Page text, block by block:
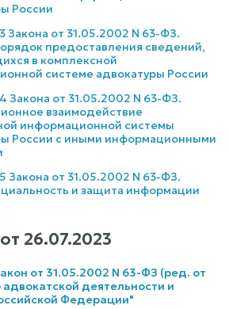
России
Закона от 31.05.2002 N 63-ФЗ.
предоставления сведений,
в комплексной
системе адвокатуры России
Закона от 31.05.2002 N 63-ФЗ.
взаимодействие
информационной системы
России с иными информационными
Закона от 31.05.2002 N 63-ФЗ.
и защита информации
26.07.2023
от 31.05.2002 N 63-ФЗ (ред. от
деятельности и
Федерации"